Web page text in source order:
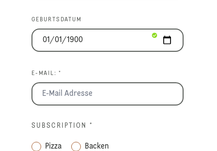
GEBURTSDATUM
E-MAIL: *
SUBSCRIPTION *
Pizza Backen